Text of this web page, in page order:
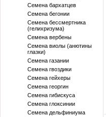
Семена бархатцев
Семена бегонии
Семена бессмертника
(гелихризума)
Семена вербены
Семена виолы (анютины
глазки)
Семена газании
Семена гвоздики
Семена гейхеры
Семена георгин
Семена гибискуса
Семена глоксинии
Семена дельфиниума